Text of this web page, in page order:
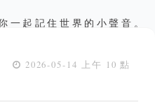
一起記住世界的小聲音。
2026-05-14 上午 10 點